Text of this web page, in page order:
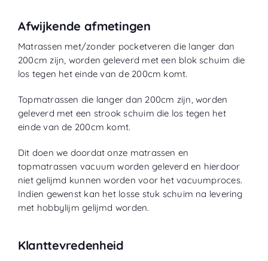
Afwijkende afmetingen
Matrassen met/zonder pocketveren die langer dan
200cm zijn, worden geleverd met een blok schuim die
los tegen het einde van de 200cm komt.
Topmatrassen die langer dan 200cm zijn, worden
geleverd met een strook schuim die los tegen het
einde van de 200cm komt.
Dit doen we doordat onze matrassen en
topmatrassen vacuum worden geleverd en hierdoor
niet gelijmd kunnen worden voor het vacuumproces.
Indien gewenst kan het losse stuk schuim na levering
met hobbylijm gelijmd worden.
Klanttevredenheid